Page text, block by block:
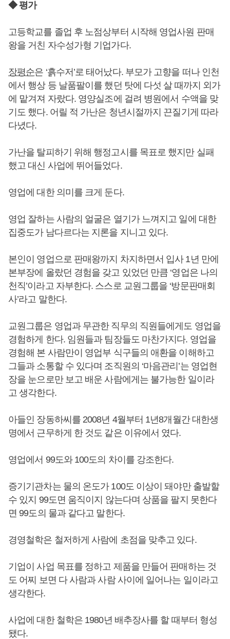
◆ 평가
고등학교를 졸업 후 노점상부터 시작해 영업사원 판매
왕을 거친 자수성가형 기업가다.
장평순은 ‘흙수저’로 태어났다. 부모가 고향을 떠나 인천
에서 행상 등 날품팔이를 했던 탓에 다섯 살 때까지 외가
에 맡겨져 자랐다. 영양실조에 걸려 병원에서 수액을 맞
기도 했다. 어릴 적 가난은 청년시절까지 끈질기게 따라
다녔다.
가난을 탈피하기 위해 행정고시를 목표로 했지만 실패
했고 대신 사업에 뛰어들었다.
영업에 대한 의미를 크게 둔다.
영업 잘하는 사람의 얼굴은 열기가 느껴지고 일에 대한
집중도가 남다르다는 지론을 지니고 있다.
본인이 영업으로 판매왕까지 차지하면서 입사 1년 만에
본부장에 올랐던 경험을 갖고 있었던 만큼 ‘영업은 나의
천직’이라고 자부한다. 스스로 교원그룹을 ‘방문판매회
사’라고 말한다.
교원그룹은 영업과 무관한 직무의 직원들에게도 영업을
경험하게 한다. 임원들과 팀장들도 마찬가지다. 영업을
경험해 본 사람만이 영업부 식구들의 애환을 이해하고
그들과 소통할 수 있다며 조직원의 ‘마음관리’는 영업현
장을 눈으로만 보고 배운 사람에게는 불가능한 일이라
고 생각한다.
아들인 장동하씨를 2008년 4월부터 1년8개월간 대한생
명에서 근무하게 한 것도 같은 이유에서 였다.
영업에서 99도와 100도의 차이를 강조한다.
증기기관차는 물의 온도가 100도 이상이 돼야만 출발할
수 있지 99도면 움직이지 않는다며 상품을 팔지 못한다
면 99도의 물과 같다고 말한다.
경영철학은 철저하게 사람에 초점을 맞추고 있다.
기업이 사업 목표를 정하고 제품을 만들어 판매하는 것
도 어찌 보면 다 사람과 사람 사이에 일어나는 일이라고
생각한다.
사업에 대한 철학은 1980년 배추장사를 할 때부터 형성
됐다.